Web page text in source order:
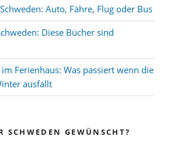
Auto, Fähre, Flug oder Bus
Diese Bücher sind
Ferienhaus: Was passiert wenn die
ausfällt
SCHWEDEN GEWÜNSCHT?